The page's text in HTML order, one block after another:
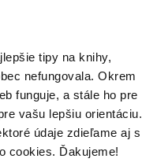
tipy na knihy,
nefungovala. Okrem
funguje, a stále ho pre
vašu lepšiu orientáciu.
údaje zdieľame aj s
cookies. Ďakujeme!